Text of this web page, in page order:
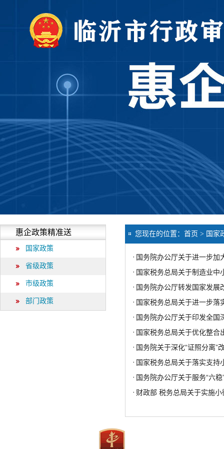
惠企政策精准送
国家政策
省级政策
市级政策
部门政策
您现在的位置： 首页 > 国家
· 国务院办公厅关于进一步加
· 国家税务总局关于制造业
· 国务院办公厅转发国家发展
· 国家税务总局关于进一步落
· 国务院办公厅关于印发全国
· 国家税务总局关于优化整合
· 国务院关于深化“证照分离”
· 国家税务总局关于落实支持
· 国务院办公厅关于服务“六
· 财政部 税务总局关于实施